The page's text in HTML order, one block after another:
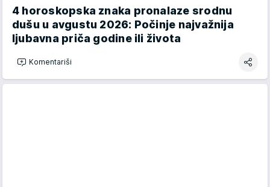
4 horoskopska znaka pronalaze srodnu
dušu u avgustu 2026: Počinje najvažnija
ljubavna priča godine ili života
Komentariši